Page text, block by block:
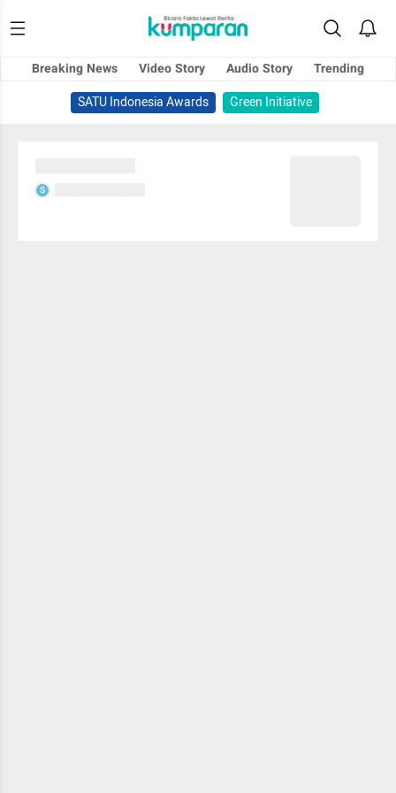
Breaking News Video Story Audio Story
Trending
SATU Indonesia Awards
Green Initiative
S